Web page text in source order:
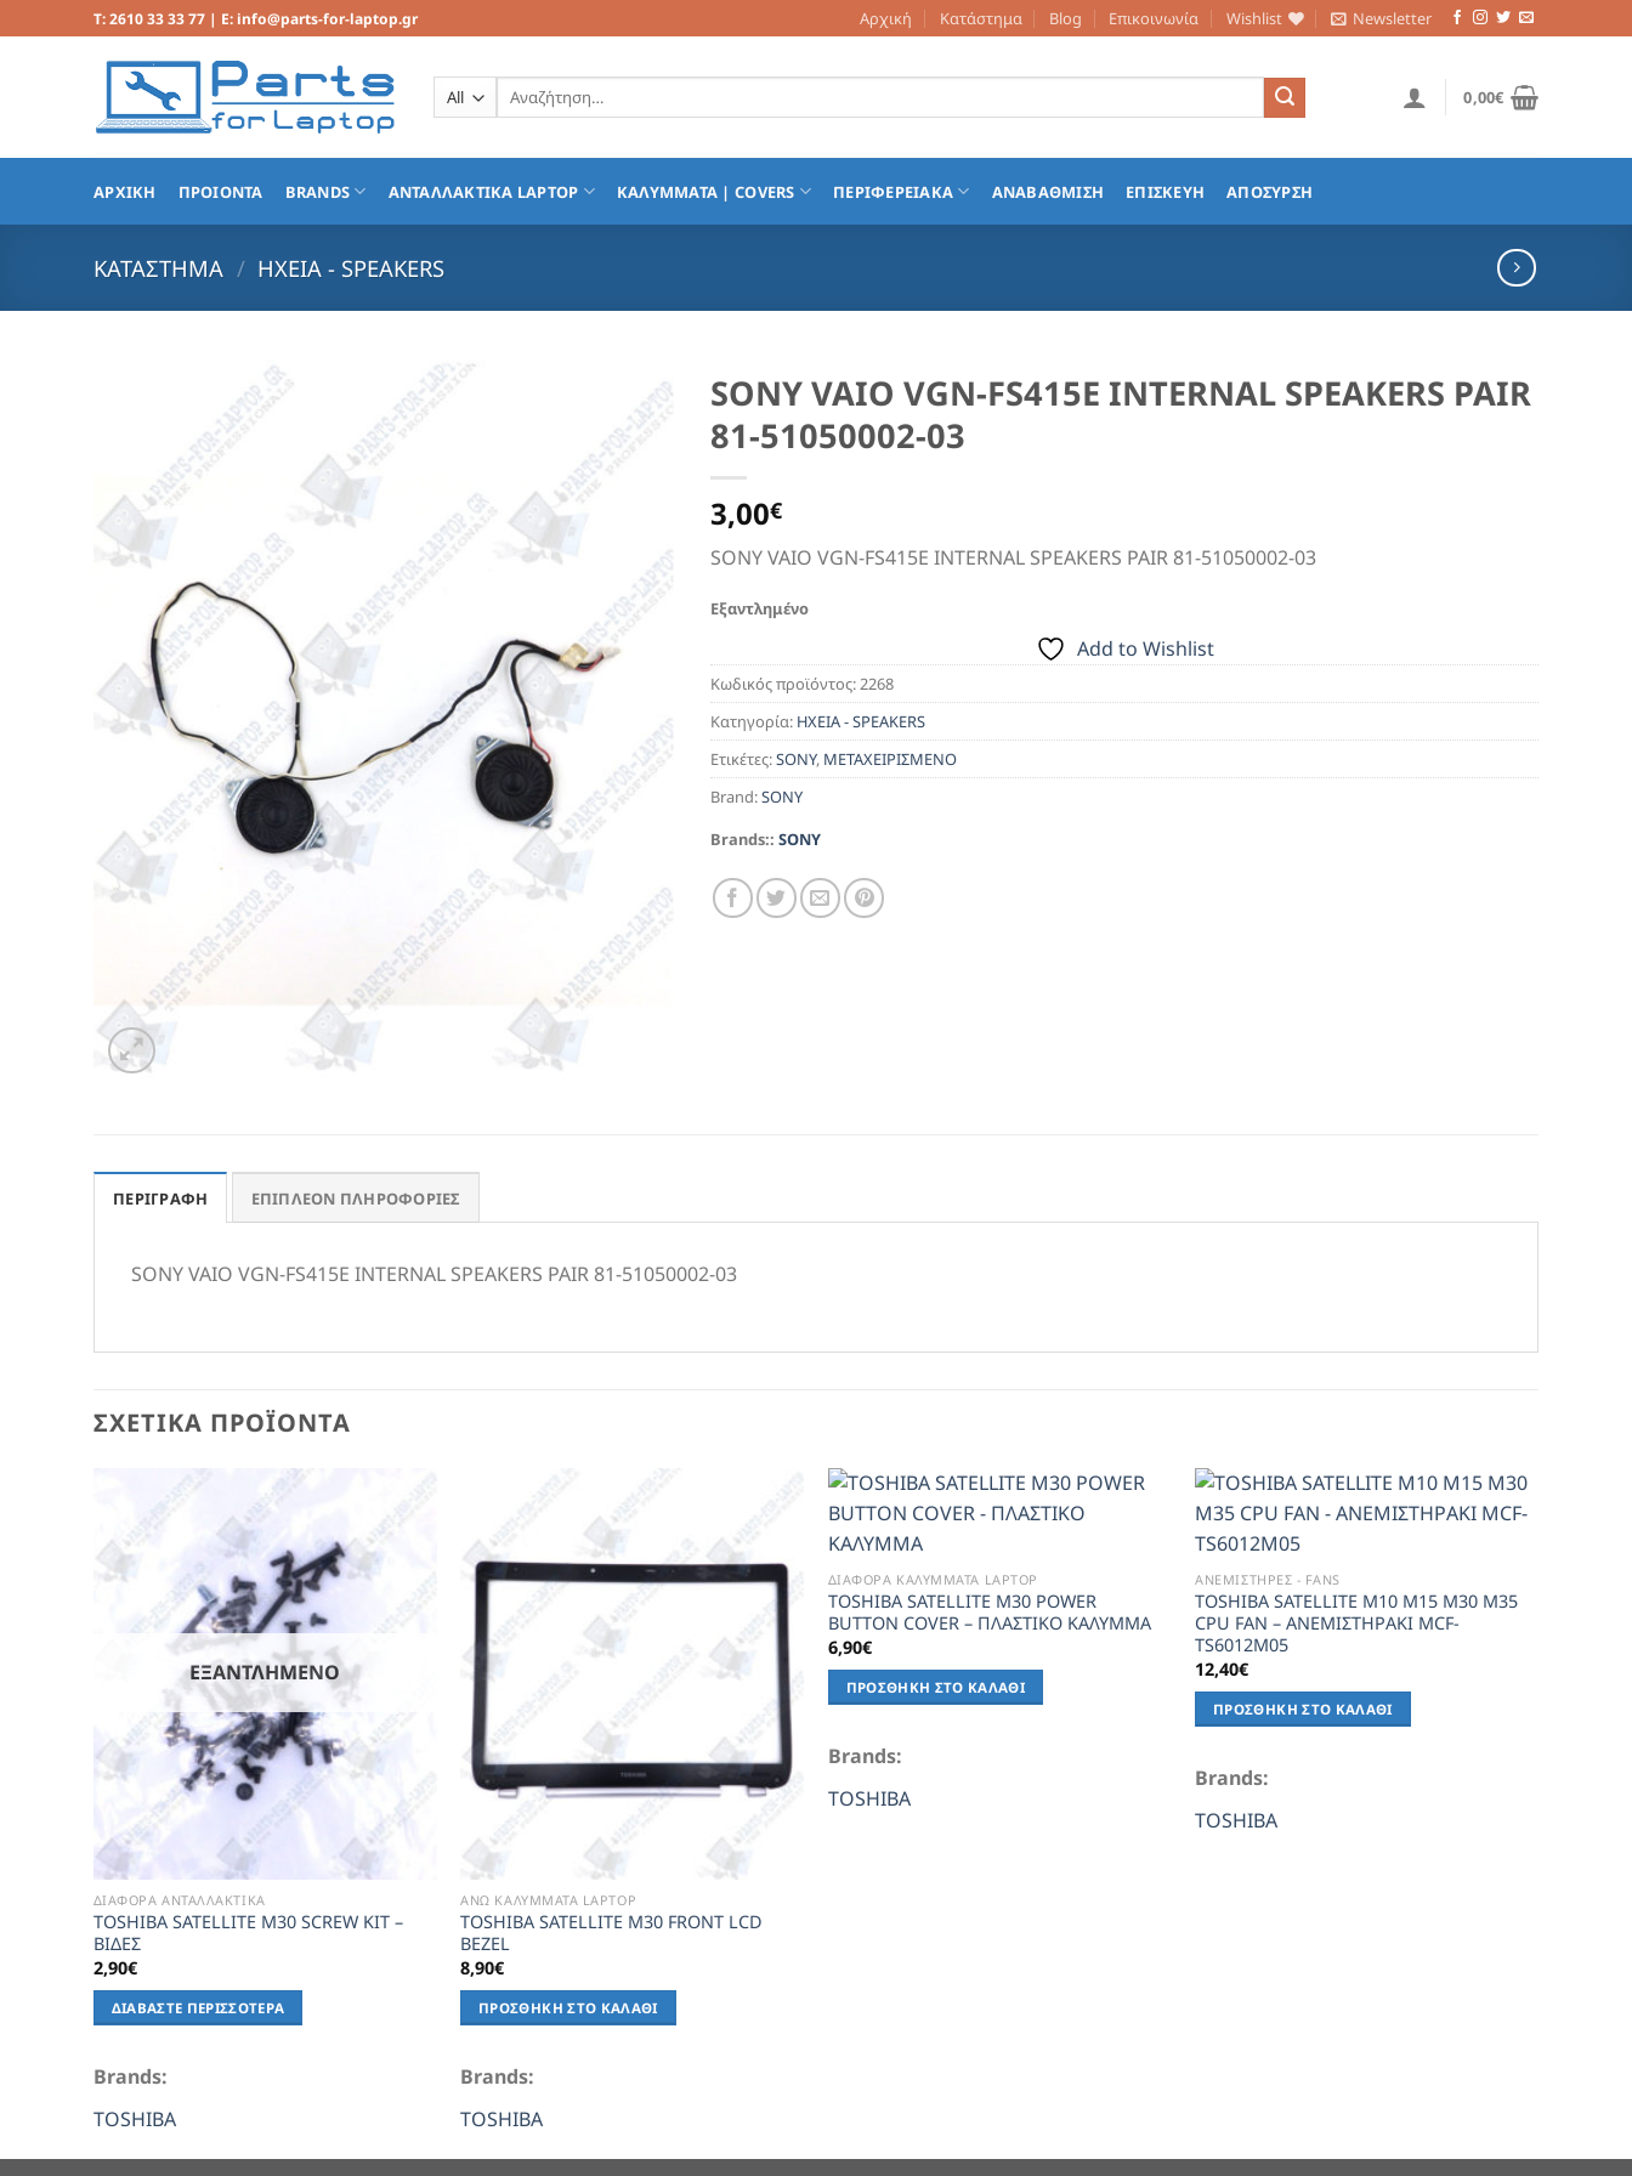
Μετάβαση
στο
περιεχόμενο
T: 2610 33 33 77 | E: info@parts-for-laptop.gr Αρχική Κατάστημα Blog Επικοινωνία Wishlist Newsletter
Αναζήτηση
0,00€
ΑΡΧΙΚΗ ΠΡΟΙΟΝΤΑ BRANDS ΑΝΤΑΛΛΑΚΤΙΚΑ LAPTOP ΚΑΛΥΜΜΑΤΑ | COVERS ΠΕΡΙΦΕΡΕΙΑΚΑ ΑΝΑΒΑΘΜΙΣΗ ΕΠΙΣΚΕΥΗ ΑΠΟΣΥΡΣΗ
ΚΑΤΆΣΤΗΜΑ / ΗΧΕΙΑ - SPEAKERS
Add to
Wishlist
SONY VAIO VGN-FS415E INTERNAL SPEAKERS PAIR
81-51050002-03
3,00€
SONY VAIO VGN-FS415E INTERNAL SPEAKERS PAIR 81-51050002-03
Εξαντλημένο
Add to Wishlist
Κωδικός προϊόντος:2268
Κατηγορία: ΗΧΕΙΑ - SPEAKERS
Ετικέτες:SONY, ΜΕΤΑΧΕΙΡΙΣΜΕΝΟ
Brand:SONY
Brands::SONY
ΠΕΡΙΓΡΑΦΉ ΕΠΙΠΛΈΟΝ ΠΛΗΡΟΦΟΡΊΕΣ
SONY VAIO VGN-FS415E INTERNAL SPEAKERS PAIR 81-51050002-03
ΣΧΕΤΙΚΆ ΠΡΟΪΌΝΤΑ
Add to
Wishlist
ΕΞΑΝΤΛΗΜΈΝΟ
ΔΙΑΦΟΡΑ ΑΝΤΑΛΛΑΚΤΙΚΑ
TOSHIBA SATELLITE M30 SCREW KIT –
ΒΙΔΕΣ
2,90€
ΔΙΑΒΆΣΤΕ ΠΕΡΙΣΣΌΤΕΡΑ
Brands:
TOSHIBA
Wishlist
ΑΝΩ ΚΑΛΥΜΜΑΤΑ LAPTOP
TOSHIBA SATELLITE M30 FRONT LCD
BEZEL
8,90€
ΠΡΟΣΘΉΚΗ ΣΤΟ ΚΑΛΆΘΙ
Brands:
TOSHIBA
ΔΙΑΦΟΡΑ ΚΑΛΥΜΜΑΤΑ LAPTOP
TOSHIBA SATELLITE M30 POWER
BUTTON COVER – ΠΛΑΣΤΙΚΟ ΚΑΛΥΜΜΑ
6,90€
ΠΡΟΣΘΉΚΗ ΣΤΟ ΚΑΛΆΘΙ
Brands:
TOSHIBA
ΑΝΕΜΙΣΤΗΡΕΣ - FANS
TOSHIBA SATELLITE M10 M15 M30 M35
CPU FAN – ΑΝΕΜΙΣΤΗΡΑΚΙ MCF-
TS6012M05
12,40€
ΠΡΟΣΘΉΚΗ ΣΤΟ ΚΑΛΆΘΙ
Brands:
TOSHIBA